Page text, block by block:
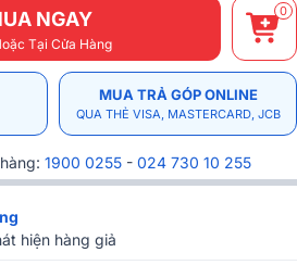
NGAY
Tại Cửa Hàng
0
MUA TRẢ GÓP ONLINE
QUA THẺ VISA, MASTERCARD, JCB
1900 0255 - 024 730 10 255
hiện hàng giả